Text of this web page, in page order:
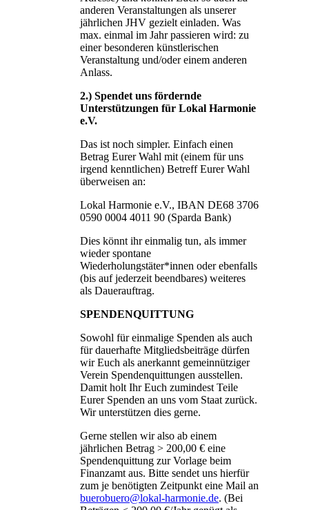
anderen Veranstaltungen als unserer
jährlichen JHV gezielt einladen. Was
max. einmal im Jahr passieren wird: zu
einer besonderen künstlerischen
Veranstaltung und/oder einem anderen
Anlass.
2.) Spendet uns fördernde
Unterstützungen für Lokal Harmonie
e.V.
Das ist noch simpler. Einfach einen
Betrag Eurer Wahl mit (einem für uns
irgend kenntlichen) Betreff Eurer Wahl
überweisen an:
Lokal Harmonie e.V., IBAN DE68 3706
0590 0004 4011 90 (Sparda Bank)
Dies könnt ihr einmalig tun, als immer
wieder spontane
Wiederholungstäter*innen oder ebenfalls
(bis auf jederzeit beendbares) weiteres
als Dauerauftrag.
SPENDENQUITTUNG
Sowohl für einmalige Spenden als auch
für dauerhafte Mitgliedsbeiträge dürfen
wir Euch als anerkannt gemeinnütziger
Verein Spendenquittungen ausstellen.
Damit holt Ihr Euch zumindest Teile
Eurer Spenden an uns vom Staat zurück.
Wir unterstützen dies gerne.
Gerne stellen wir also ab einem
jährlichen Betrag > 200,00 € eine
Spendenquittung zur Vorlage beim
Finanzamt aus. Bitte sendet uns hierfür
zum je benötigten Zeitpunkt eine Mail an
buerobuero@lokal-harmonie.de. (Bei